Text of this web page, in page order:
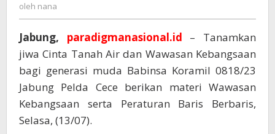
oleh nana
Jabung, paradigmanasional.id – Tanamkan
jiwa Cinta Tanah Air dan Wawasan Kebangsaan
bagi generasi muda Babinsa Koramil 0818/23
Jabung Pelda Cece berikan materi Wawasan
Kebangsaan serta Peraturan Baris Berbaris,
Selasa, (13/07).